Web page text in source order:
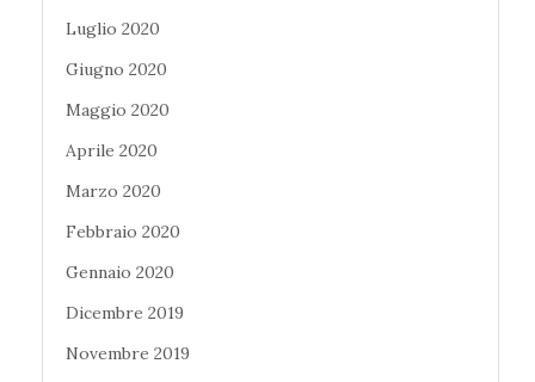
Luglio 2020
Giugno 2020
Maggio 2020
Aprile 2020
Marzo 2020
Febbraio 2020
Gennaio 2020
Dicembre 2019
Novembre 2019